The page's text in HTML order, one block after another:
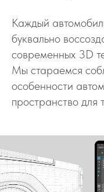
Каждый
буквально
современных 3D
Мы стараемся
особенности
пространство для